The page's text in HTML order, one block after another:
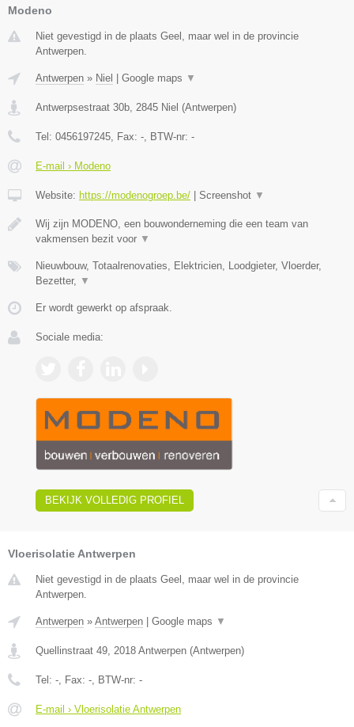
Modeno
Niet gevestigd in de plaats Geel, maar wel in de provincie
Antwerpen.
Antwerpen » Niel Google maps ▼
Antwerpsestraat 30b 2845 Niel (Antwerpen)
Tel: 0456197245 , Fax: - , BTW-nr: -
E-mail › Modeno
Website: https://modenogroep.be/ Screenshot ▼
Wij zijn MODENO, een bouwonderneming die een team van
vakmensen bezit voor ▼
Nieuwbouw, Totaalrenovaties, Elektricien, Loodgieter, Vloerder,
Bezetter,
▼
Er wordt gewerkt op afspraak.
Sociale media:
BEKIJK VOLLEDIG PROFIEL
Vloerisolatie Antwerpen
Niet gevestigd in de plaats Geel, maar wel in de provincie
Antwerpen.
Antwerpen » Antwerpen Google maps ▼
Quellinstraat 49, 2018 Antwerpen (Antwerpen)
Tel: -, Fax: -, BTW-nr: -
E-mail › Vloerisolatie Antwerpen